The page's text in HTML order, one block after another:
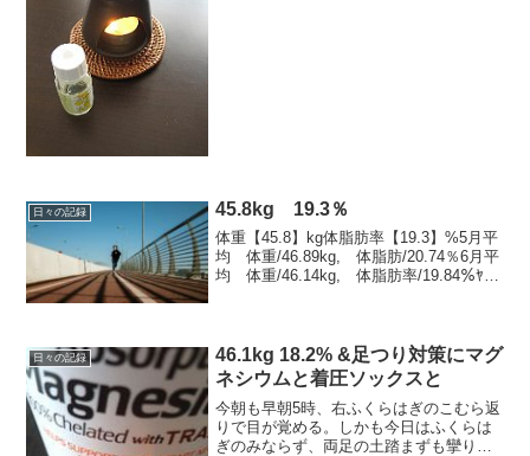
日々の記録 45.8kg 19.3％
体重【45.8】kg体脂肪率【19.3】%5月平
均 体重/46.89kg, 体脂肪/20.74％6月平
均 体重/46.14kg, 体脂肪率/19.84％ﾔﾍﾞ
日々の記録
46.1kg 18.2% &足つり対策にマグ
ネシウムと着圧ソックスと
今朝も早朝5時、右ふくらはぎのこむら返
りで目が覚める。しかも今日はふくらは
ぎのみならず、両足の土踏まずも攣りイ